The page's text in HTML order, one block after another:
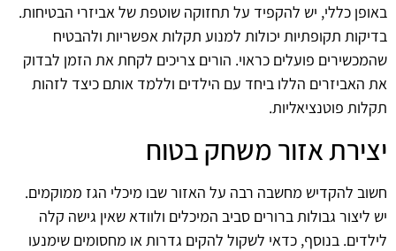
באופן כללי, יש להקפיד על תחזוקה שוטפת של אביזרי הבטיחות.
בדיקות תקופתיות יכולות למנוע תקלות אפשריות ולהבטיח
שהמכשירים פועלים כראוי. הורים צריכים לקחת את הזמן לבדוק
את האביזרים הללו ביחד עם הילדים וללמד אותם כיצד לזהות
תקלות פוטנציאליות.
יצירת אזור משחק בטוח
חשוב להקדיש מחשבה רבה על האזור שבו מיכלי הגז ממוקמים.
יש ליצור גבולות ברורים סביב המיכלים ולוודא שאין גישה קלה
לילדים. בנוסף, כדאי לשקול להקים גדרות או מחסומים שימנעו